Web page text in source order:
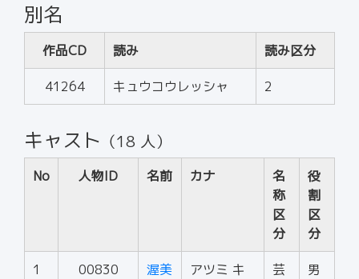
別名
作品CD 読み 読み区分
41264 キュウコウレッシャ 2
キャスト （18 人）
No 人物ID 名前 カナ
名
称
区
分
役
割
区
分
1 00830
渥美
アツミ キ
芸
男